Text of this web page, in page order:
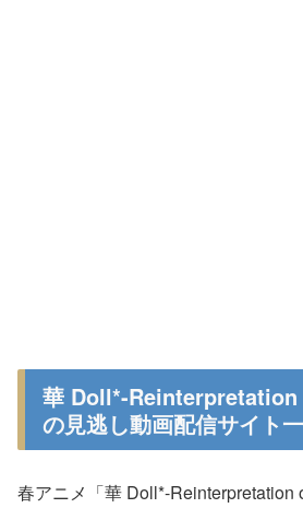
華 Doll*-
の見逃し動画配信サイト
春アニメ「華 Doll*-Reinterpretation